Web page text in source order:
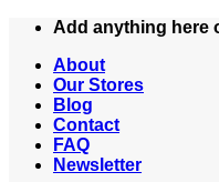
Skip
content
Add anything here
About
Our Stores
Blog
Contact
FAQ
Newsletter